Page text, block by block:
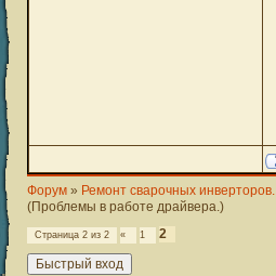
Форум » Ремонт сварочных инверторов.
(Проблемы в работе драйвера.)
Страница 2 из 2 « 1 2